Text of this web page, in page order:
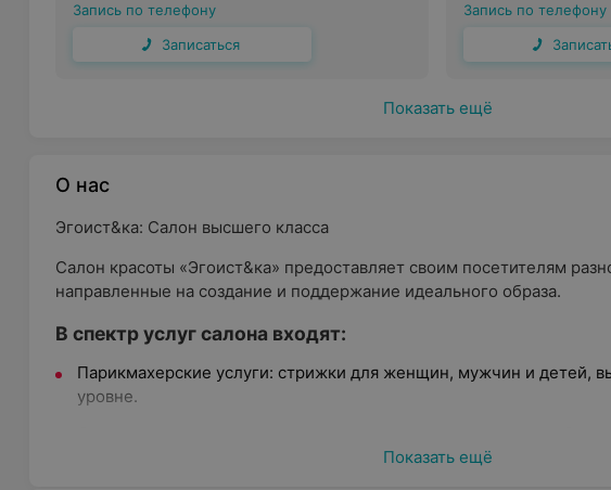
Запись по телефону
Записаться
Запись по телефону
Показать ещё
О нас
Эгоист&ка: Салон высшего класса
Салон красоты «Эгоист&ка» предоставляет своим посетителям
направленные на создание и поддержание идеального образа.
В спектр услуг салона входят:
Парикмахерские услуги: стрижки для женщин, мужчин и детей,
уровне.
Показать ещё